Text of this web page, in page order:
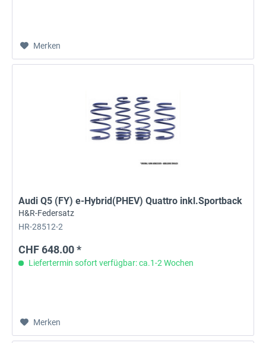
Merken
Audi Q5 (FY) e-Hybrid(PHEV) Quattro inkl.Sportback
H&R-Federsatz
HR-28512-2
CHF 648.00 *
Liefertermin sofort verfügbar: ca.1-2 Wochen
Merken